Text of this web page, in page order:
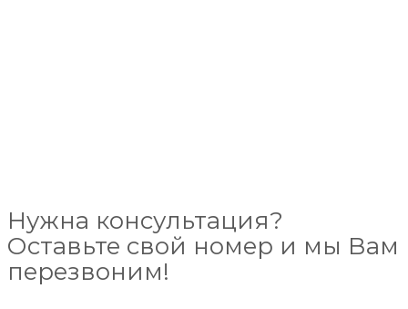
Нужна консультация?
Оставьте свой номер и мы Вам
перезвоним!